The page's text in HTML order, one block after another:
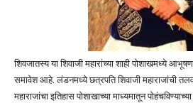
शिवजातस्य या शिवाजी महारांच्या शाही पोशाखमध्ये
समावेश आहे. लंडनमध्ये छत्रपति शिवाजी महाराजांची
महाराजांचा इतिहास पोशाखाच्या माध्यमातून